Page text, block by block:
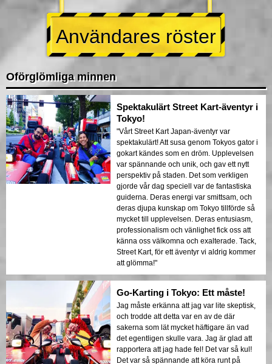
Användares röster
Oförglömliga minnen
Spektakulärt Street Kart-äventyr i
Tokyo!
"Vårt Street Kart Japan-äventyr var
spektakulärt! Att susa genom Tokyos gator i
gokart kändes som en dröm. Upplevelsen
var spännande och unik, och gav ett nytt
perspektiv på staden. Det som verkligen
gjorde vår dag speciell var de fantastiska
guiderna. Deras energi var smittsam, och
deras djupa kunskap om Tokyo tillförde så
mycket till upplevelsen. Deras entusiasm,
professionalism och vänlighet fick oss att
känna oss välkomna och exalterade. Tack,
Street Kart, för ett äventyr vi aldrig kommer
att glömma!"
Go-Karting i Tokyo: Ett måste!
Jag måste erkänna att jag var lite skeptisk,
och trodde att detta var en av de där
sakerna som lät mycket häftigare än vad
det egentligen skulle vara. Jag är glad att
rapportera att jag hade fel! Det var så kul!
Det var så spännande att köra runt på